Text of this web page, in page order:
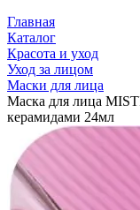
Главная
Каталог
Красота и уход
Уход за лицом
Маски для лица
Маска для лица
керамидами 24мл